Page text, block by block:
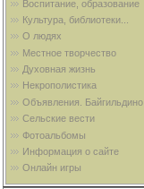
Воспитание, образование
Культура, библиотеки...
О людях
Местное творчество
Духовная жизнь
Некрополистика
Объявления. Байгильдино
Сельские вести
Фотоальбомы
Информация о сайте
Онлайн игры